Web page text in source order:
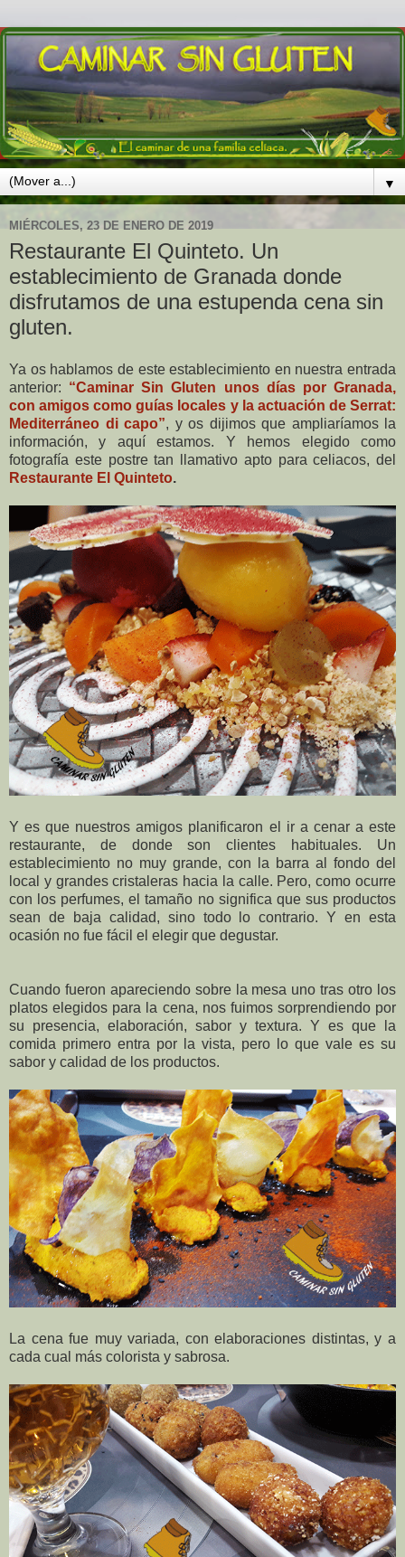
▼
MIÉRCOLES, 23 DE ENERO DE 2019
Restaurante El Quinteto. Un
establecimiento de Granada donde
disfrutamos de una estupenda cena sin
gluten.
Ya os hablamos de este establecimiento en nuestra entrada
anterior: “Caminar Sin Gluten unos días por Granada,
con amigos como guías locales y la actuación de Serrat:
Mediterráneo di capo”, y os dijimos que ampliaríamos la
información, y aquí estamos. Y hemos elegido como
fotografía este postre tan llamativo apto para celiacos, del
Restaurante El Quinteto.
Y es que nuestros amigos planificaron el ir a cenar a este
restaurante, de donde son clientes habituales. Un
establecimiento no muy grande, con la barra al fondo del
local y grandes cristaleras hacia la calle. Pero, como ocurre
con los perfumes, el tamaño no significa que sus productos
sean de baja calidad, sino todo lo contrario. Y en esta
ocasión no fue fácil el elegir que degustar.
Cuando fueron apareciendo sobre la mesa uno tras otro los
platos elegidos para la cena, nos fuimos sorprendiendo por
su presencia, elaboración, sabor y textura. Y es que la
comida primero entra por la vista, pero lo que vale es su
sabor y calidad de los productos.
La cena fue muy variada, con elaboraciones distintas, y a
cada cual más colorista y sabrosa.